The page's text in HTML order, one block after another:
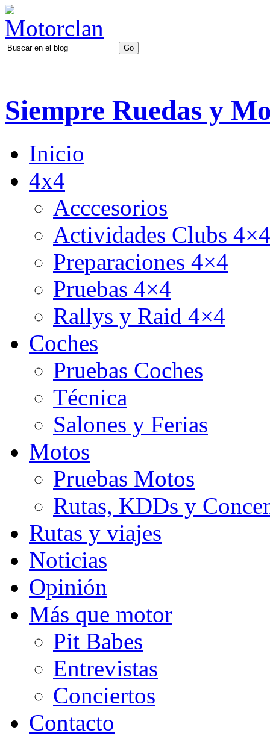
Siempre Ruedas y
Inicio
4x4
Acccesorios
Actividades Clubs 4×4
Preparaciones 4×4
Pruebas 4×4
Rallys y Raid 4×4
Coches
Pruebas Coches
Técnica
Salones y Ferias
Motos
Pruebas Motos
Rutas, KDDs y
Rutas y viajes
Noticias
Opinión
Más que motor
Pit Babes
Entrevistas
Conciertos
Contacto